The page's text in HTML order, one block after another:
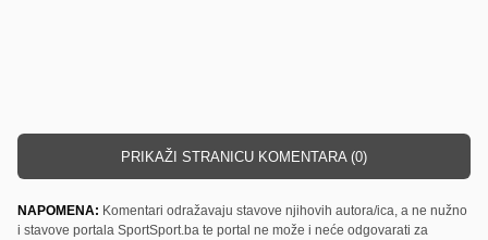
PRIKAŽI STRANICU KOMENTARA (0)
NAPOMENA: Komentari odražavaju stavove njihovih autora/ica, a ne nužno
i stavove portala SportSport.ba te portal ne može i neće odgovarati za